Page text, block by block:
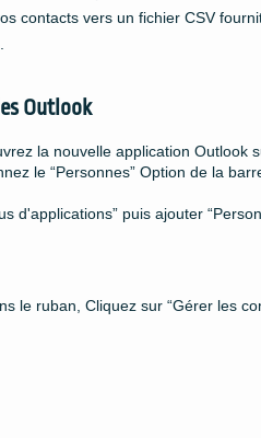
contacts vers un fichier CSV
Outlook
la nouvelle application Outlook
le “Personnes” Option de la
d'applications” puis ajouter
le ruban, Cliquez sur “Gérer les